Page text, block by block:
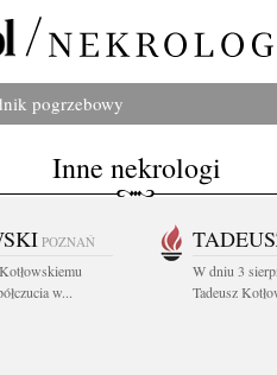
pogrzebowy
Inne nekrologi
POZNAŃ
w...
W dniu 3
Tadeusz